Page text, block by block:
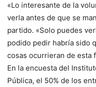
«Lo interesante de la
verla antes de que se
partido. «Solo puedes
podido pedir habría sido
cosas ocurrieran de esta
En la encuesta del
Pública, el 50% de los